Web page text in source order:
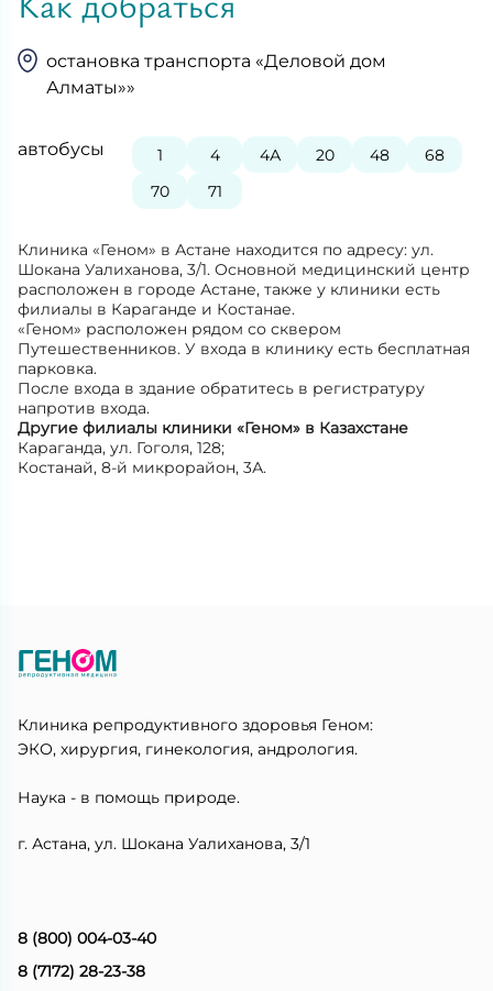
остановка транспорта «Деловой дом
Алматы»»
автобусы 1 4 4А 20 48
68
70
71
Клиника «Геном» в Астане находится по адресу: ул.
Шокана Уалиханова, 3/1. Основной медицинский центр
расположен в городе Астане, также у клиники есть
филиалы в Караганде и Костанае.
«Геном» расположен рядом со сквером
Путешественников. У входа в клинику есть бесплатная
парковка.
После входа в здание обратитесь в регистратуру
напротив входа.
Другие филиалы клиники «Геном» в Казахстане
Караганда, ул. Гоголя, 128;
Костанай, 8-й микрорайон, 3А.
Клиника репродуктивного здоровья Геном:
ЭКО, хирургия, гинекология, андрология.
Наука - в помощь природе.
г. Астана, ул. Шокана Уалиханова, 3/1
8 (800) 004-03-40
8 (7172) 28-23-38